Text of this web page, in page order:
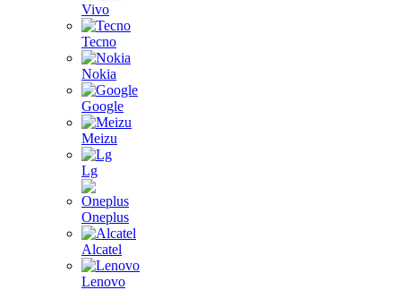
Vivo
Tecno
Nokia
Google
Meizu
Lg
Oneplus
Alcatel
Lenovo